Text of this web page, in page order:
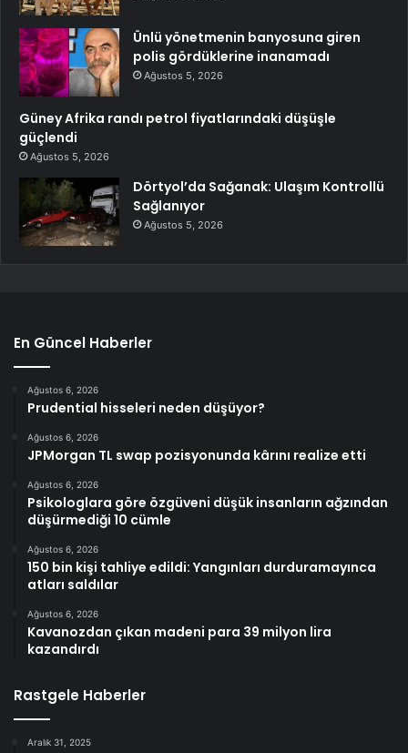
Ünlü yönetmenin banyosuna giren
polis gördüklerine inanamadı
Ağustos 5, 2026
Güney Afrika randı petrol fiyatlarındaki düşüşle
güçlendi
Ağustos 5, 2026
Dörtyol’da Sağanak: Ulaşım Kontrollü
Sağlanıyor
Ağustos 5, 2026
En Güncel Haberler
Ağustos 6, 2026
Prudential hisseleri neden düşüyor?
Ağustos 6, 2026
JPMorgan TL swap pozisyonunda kârını realize etti
Ağustos 6, 2026
Psikologlara göre özgüveni düşük insanların ağzından
düşürmediği 10 cümle
Ağustos 6, 2026
150 bin kişi tahliye edildi: Yangınları durduramayınca
atları saldılar
Ağustos 6, 2026
Kavanozdan çıkan madeni para 39 milyon lira
kazandırdı
Rastgele Haberler
Aralık 31, 2025